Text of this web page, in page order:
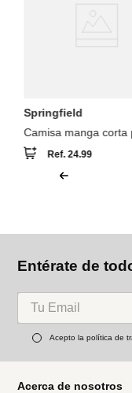
Springfield
Camisa manga corta
rayas
Ref.24.99
Entérate de
Acepto la política de
Acerca de nosotros